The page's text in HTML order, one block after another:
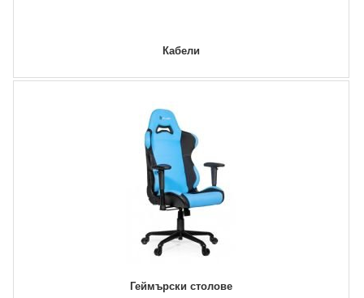
Кабели
Геймърски столове